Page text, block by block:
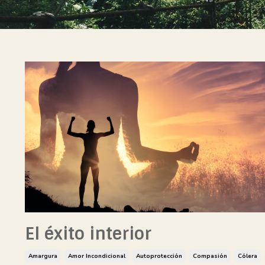
El éxito interior
Amargura Amor Incondicional Autoprotección Compasión Cólera